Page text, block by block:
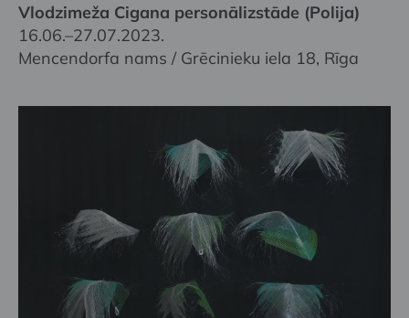
Vlodzimeža Cigana personālizstāde (Polija)
16.06.–27.07.2023.
Mencendorfa nams / Grēcinieku iela 18, Rīga